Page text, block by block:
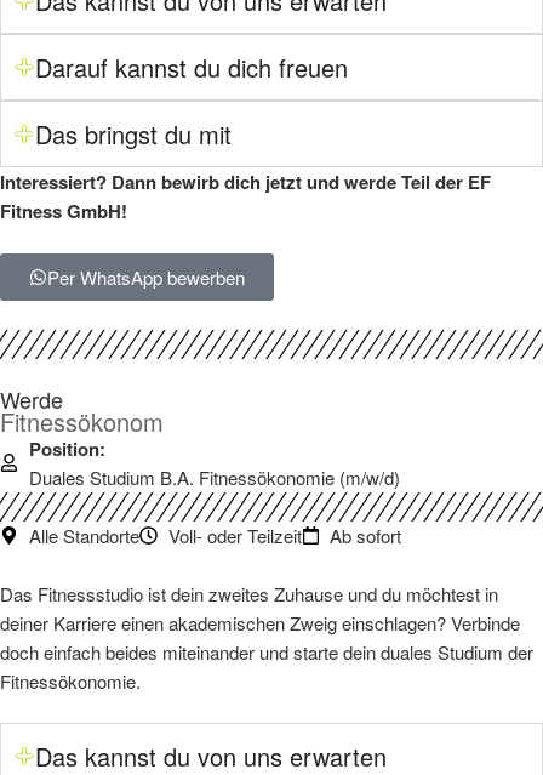
Darauf kannst du dich freuen
Das bringst du mit
Interessiert? Dann bewirb dich jetzt und werde Teil der EF
Fitness GmbH!
Per WhatsApp bewerben
Werde
Fitnessökonom
Position:
Duales Studium B.A. Fitnessökonomie (m/w/d)
Alle Standorte Voll- oder Teilzeit Ab sofort
Das Fitnessstudio ist dein zweites Zuhause und du möchtest in
deiner Karriere einen akademischen Zweig einschlagen? Verbinde
doch einfach beides miteinander und starte dein duales Studium der
Fitnessökonomie.
Das kannst du von uns erwarten